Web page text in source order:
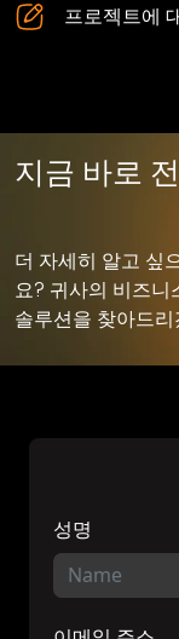
프로젝트에
지금 바로
더 자세히 알고 싶
요? 귀사의 비즈니
솔루션을 찾아드
성명